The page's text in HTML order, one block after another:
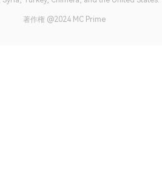
著作権 @2024 MC Prime